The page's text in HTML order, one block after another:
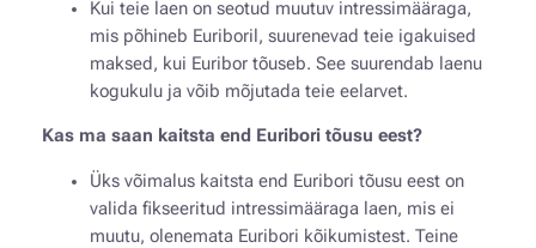
Kui teie laen on seotud muutuv intressimääraga,
mis põhineb Euriboril, suurenevad teie igakuised
maksed, kui Euribor tõuseb. See suurendab laenu
kogukulu ja võib mõjutada teie eelarvet.
Kas ma saan kaitsta end Euribori tõusu eest?
Üks võimalus kaitsta end Euribori tõusu eest on
valida fikseeritud intressimääraga laen, mis ei
muutu, olenemata Euribori kõikumistest. Teine